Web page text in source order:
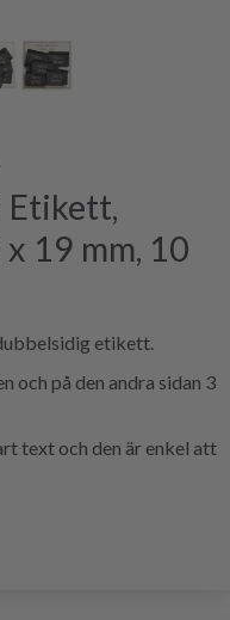
Etikett,
x 19 mm, 10
etikett.
och på den andra sidan 3
text och den är enkel att